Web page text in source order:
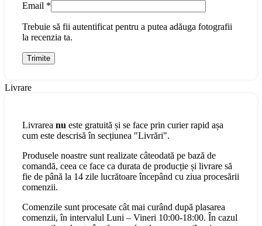
Email *
Trebuie să fii autentificat pentru a putea adăuga fotografii
la recenzia ta.
Livrare
Livrarea nu este gratuită și se face prin curier rapid așa
cum este descrisă în secțiunea "Livrări".
Produsele noastre sunt realizate câteodată pe bază de
comandă, ceea ce face ca durata de producție și livrare să
fie de până la 14 zile lucrătoare începând cu ziua procesării
comenzii.
Comenzile sunt procesate cât mai curând după plasarea
comenzii, în intervalul Luni – Vineri 10:00-18:00. În cazul